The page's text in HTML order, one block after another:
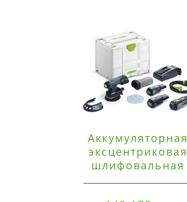
Аккумуляторная
эксцентриковая
шлифовальная